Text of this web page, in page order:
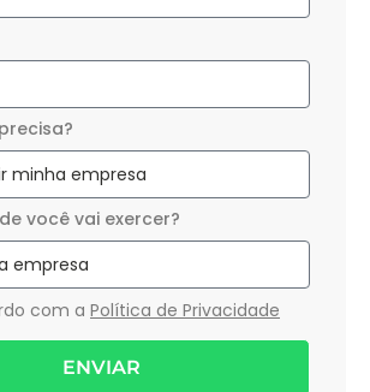
você vai exercer?
com a Política de Privacidade
ENVIAR